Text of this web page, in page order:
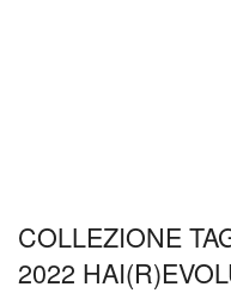
COLLEZIONE
2022